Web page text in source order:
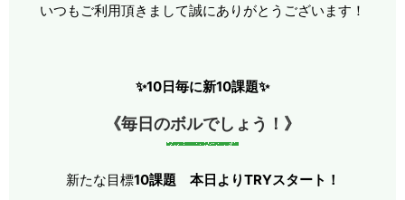
いつもご利用頂きまして誠にありがとうございます！
✨10日毎に新10課題✨
《毎日のボルでしょう！》
新たな目標10課題 本日よりTRYスタート！